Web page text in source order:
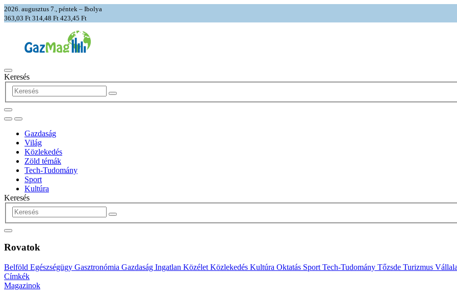
2026. augusztus 7., péntek – Ibolya
363,03 Ft 314,48 Ft 423,45 Ft
Keresés
Gazdaság
Világ
Közlekedés
Zöld témák
Tech-Tudomány
Sport
Kultúra
Keresés
Rovatok
Belföld Egészségügy Gasztronómia Gazdaság Ingatlan Közélet Közlekedés Kultúra Oktatás Sport Tech-Tudomány Tőzsde Turizmus
Címkék
Magazinok